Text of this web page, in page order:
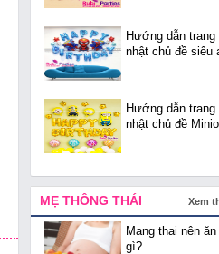
Hướng dẫn
nhật chủ đề siêu
Hướng dẫn
nhật chủ đề
MẸ THÔNG THÁI Xem
Mang thai nên
gì?